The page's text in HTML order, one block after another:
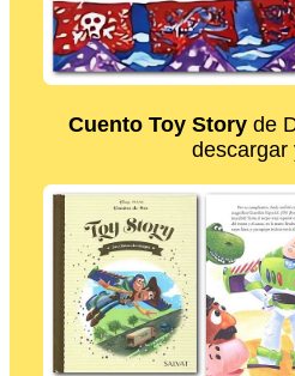
Cuento Toy Storyde
descargar